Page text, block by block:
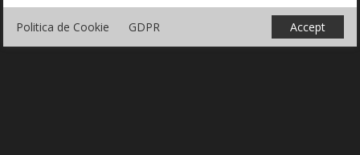
Politica de Cookie GDPR Accept